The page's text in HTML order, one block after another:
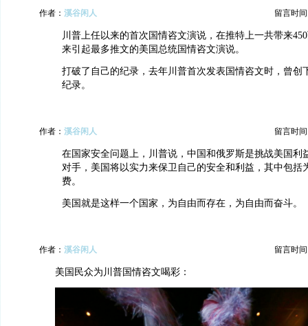
作者： 溪谷闲人 留言时间
川普上任以来的首次国情咨文演说，在推特上一共带来
来引起最多推文的美国总统国情咨文演说。
打破了自己的纪录，去年川普首次发表国情咨文时，曾创
纪录。
作者： 溪谷闲人 留言时间
在国家安全问题上，川普说，中国和俄罗斯是挑战美国利
对手，美国将以实力来保卫自己的安全和利益，其中包括
费。
美国就是这样一个国家，为自由而存在，为自由而奋斗。
作者： 溪谷闲人 留言时间
美国民众为川普国情咨文喝彩：